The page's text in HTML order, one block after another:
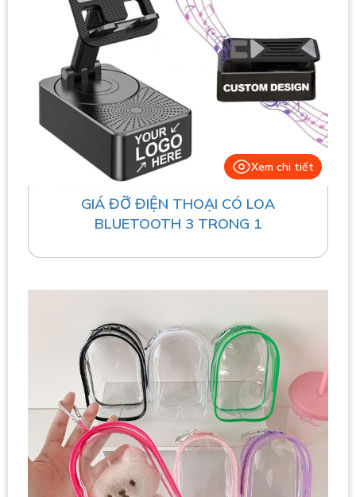
Xem chi tiết
GIÁ ĐỠ ĐIỆN THOẠI CÓ LOA
BLUETOOTH 3 TRONG 1